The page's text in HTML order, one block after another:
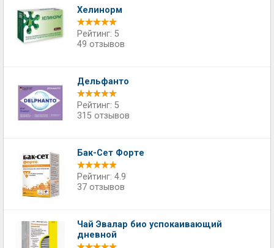
Хелинорм
Рейтинг: 5
49 отзывов
Дельфанто
Рейтинг: 5
315 отзывов
Бак-Сет Форте
Рейтинг: 4.9
37 отзывов
Чай Эвалар био успокаивающий
дневной